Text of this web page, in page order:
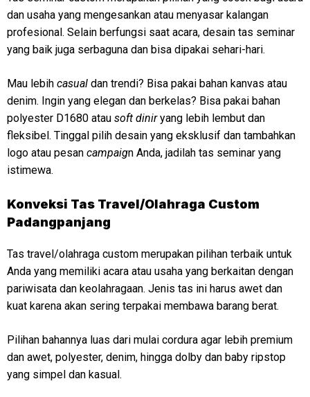
dan usaha yang mengesankan atau menyasar kalangan
profesional. Selain berfungsi saat acara, desain tas seminar
yang baik juga serbaguna dan bisa dipakai sehari-hari.
Mau lebih casual dan trendi? Bisa pakai bahan kanvas atau
denim. Ingin yang elegan dan berkelas? Bisa pakai bahan
polyester D1680 atau soft diniryang lebih lembut dan
fleksibel. Tinggal pilih desain yang eksklusif dan tambahkan
logo atau pesan campaign Anda, jadilah tas seminar yang
istimewa.
Konveksi Tas Travel/Olahraga Custom
Padangpanjang
Tas travel/olahraga custom merupakan pilihan terbaik untuk
Anda yang memiliki acara atau usaha yang berkaitan dengan
pariwisata dan keolahragaan. Jenis tas ini harus awet dan
kuat karena akan sering terpakai membawa barang berat.
Pilihan bahannya luas dari mulai cordura agar lebih premium
dan awet, polyester, denim, hingga dolby dan baby ripstop
yang simpel dan kasual.